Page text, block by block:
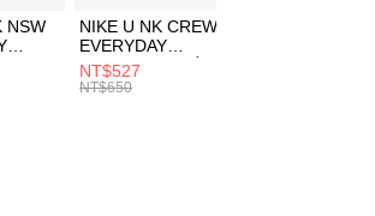
此簡訊中的連結，可透過四大超商
款，方視為交易完成。
繳費，但若您需要取消訂單，請聯
訂單仍視為有效，需透過AFTEE
)免運費
NSW
CR
NIKE U NK CREW
EVERYDAY
BBALL 3PR 男女
長統襪
NT$527
NT$650